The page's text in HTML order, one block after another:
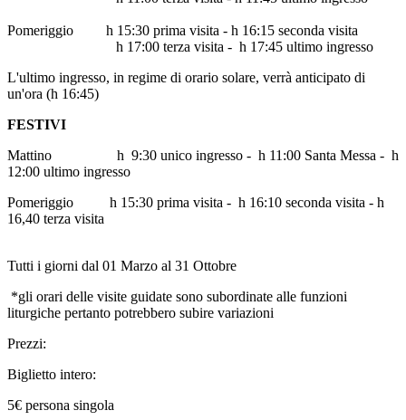
Pomeriggio h 15:30 prima visita - h 16:15 seconda visita
h 17:00 terza visita - h 17:45 ultimo ingresso
L'ultimo ingresso, in regime di orario solare, verrà anticipato di
un'ora (h 16:45)
FESTIVI
Mattino h 9:30 unico ingresso - h 11:00 Santa Messa - h
12:00 ultimo ingresso
Pomeriggio h 15:30 prima visita - h 16:10 seconda visita - h
16,40 terza visita
Tutti i giorni dal 01 Marzo al 31 Ottobre
*gli orari delle visite guidate sono subordinate alle funzioni
liturgiche pertanto potrebbero subire variazioni
Prezzi:
Biglietto intero:
5€ persona singola